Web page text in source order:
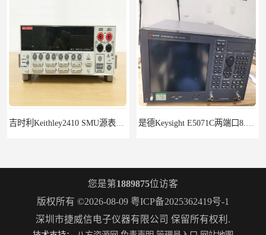
您是第1889875位访客
版权所有 ©2026-08-09 粤ICP备2025362419号-1
深圳市捷威信电子仪器有限公司 保留所有权利.